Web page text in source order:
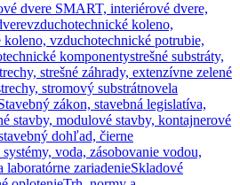
dvere SMART, interiérové dvere,
vzduchotechnické koleno,
vzduchotechnické potrubie,
komponentystrešné substráty,
strešné záhrady, extenzívne zelené
stromový substrátnovela
zákon, stavebná legislatíva,
stavby, modulové stavby, kontajnerové
dohľad, čierne
voda, zásobovanie vodou,
laboratórne zariadenieSkladové